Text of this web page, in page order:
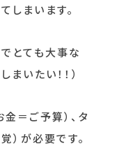
しまいます。
とても大事な
いたい！！）
＝ご予算）、タ
）が必要です。